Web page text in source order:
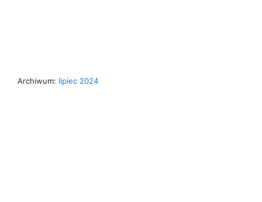
Archiwum: lipiec 2024